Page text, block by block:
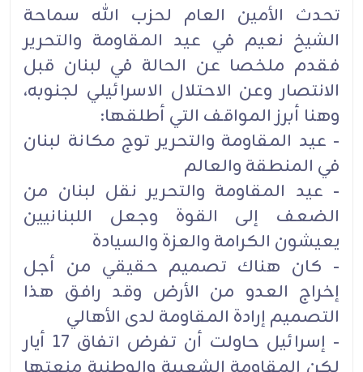
تحدث الأمين العام لحزب الله سماحة
الشيخ نعيم في عيد المقاومة والتحرير
فقدم ملخصا عن الحالة في لبنان قبل
الانتصار وعن الاحتلال الاسرائيلي لجنوبه،
وهنا أبرز المواقف التي أطلقها:
- عيد المقاومة والتحرير توج مكانة لبنان
في المنطقة والعالم
- عيد المقاومة والتحرير نقل لبنان من
الضعف إلى القوة وجعل اللبنانيين
يعيشون الكرامة والعزة والسيادة
- كان هناك تصميم حقيقي من أجل
إخراج العدو من الأرض وقد رافق هذا
التصميم إرادة المقاومة لدى الأهالي
- إسرائيل حاولت أن تفرض اتفاق 17 أيار